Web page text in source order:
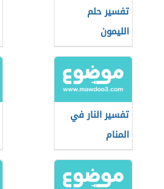
تفسير حلم
الليمون
تفسير النار في
المنام